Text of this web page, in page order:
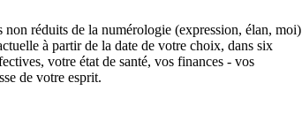
non réduits de la numérologie (expression, élan, moi)
à partir de la date de votre choix, dans six
votre état de santé, vos finances - vos
de votre esprit.